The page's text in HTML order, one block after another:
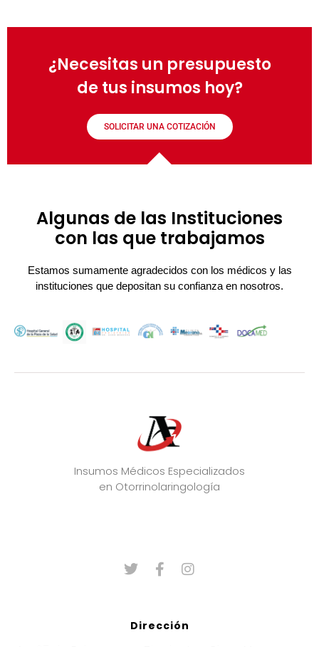
¿Necesitas un presupuesto
de tus insumos hoy?
SOLICITAR UNA COTIZACIÓN
Algunas de las Instituciones
con las que trabajamos
Estamos sumamente agradecidos con los médicos y las
instituciones que depositan su confianza en nosotros.
Insumos Médicos Especializados
en Otorrinolaringología
Dirección